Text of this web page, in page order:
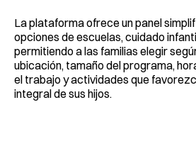
La plataforma ofrece un panel
opciones de escuelas, cuidado
permitiendo a las familias elegir
ubicación, tamaño del programa,
el trabajo y actividades que
integral de sus hijos.